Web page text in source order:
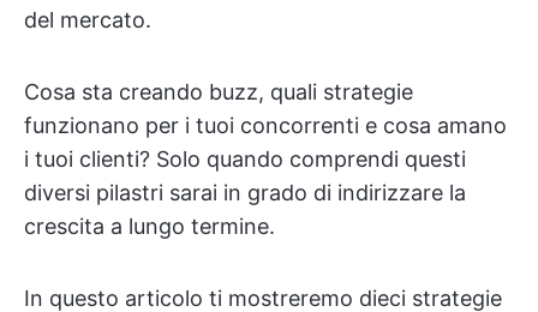
del mercato.
Cosa sta creando buzz, quali strategie
funzionano per i tuoi concorrenti e cosa amano
i tuoi clienti? Solo quando comprendi questi
diversi pilastri sarai in grado di indirizzare la
crescita a lungo termine.
In questo articolo ti mostreremo dieci strategie